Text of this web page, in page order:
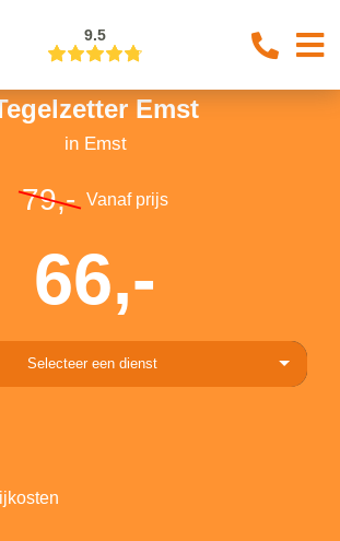
9.5
Emst
in Emst
79,- Vanaf prijs
66,-
Selecteer een dienst